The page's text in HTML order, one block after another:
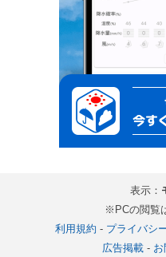
表示：
※PCの閲覧
利用規約 - プライバシ
広告掲載-